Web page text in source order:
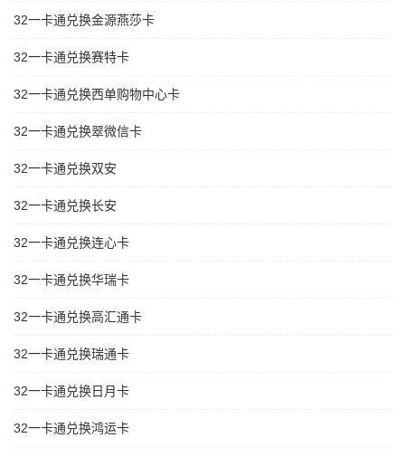
32一卡通兑换金源燕莎卡
32一卡通兑换赛特卡
32一卡通兑换西单购物中心卡
32一卡通兑换翠微信卡
32一卡通兑换双安
32一卡通兑换长安
32一卡通兑换连心卡
32一卡通兑换华瑞卡
32一卡通兑换高汇通卡
32一卡通兑换瑞通卡
32一卡通兑换日月卡
32一卡通兑换鸿运卡